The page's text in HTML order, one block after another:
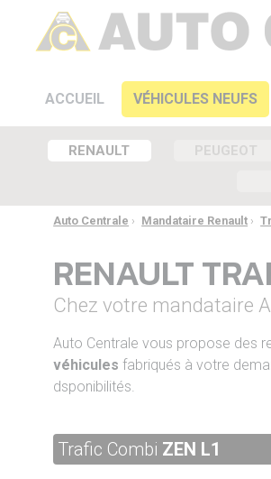
ACCUEIL VÉHICULES NEUFS
RENAULT PEUGEOT
Auto Centrale › Mandataire Renault ›
RENAULT
Chez votre mandataire
Auto Centrale vous propose des
véhicules fabriqués à votre
dsponibilités.
Trafic Combi ZEN L1